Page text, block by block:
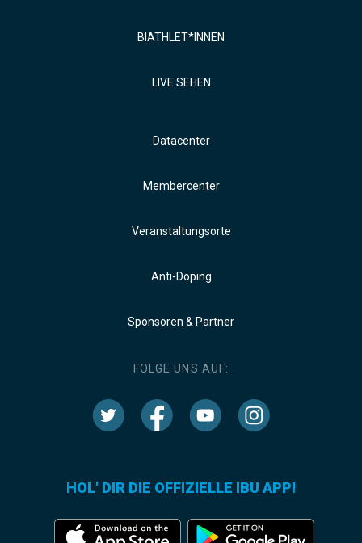
BIATHLET*INNEN
LIVE SEHEN
Datacenter
Membercenter
Veranstaltungsorte
Anti-Doping
Sponsoren & Partner
FOLGE UNS AUF:
HOL' DIR DIE OFFIZIELLE IBU APP!